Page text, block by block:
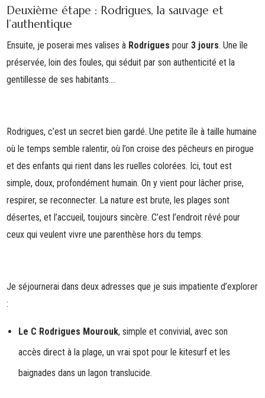
Deuxième étape : Rodrigues, la sauvage et
l’authentique
Ensuite, je poserai mes valises à Rodrigues pour3 jours. Une île
préservée, loin des foules, qui séduit par son authenticité et la
gentillesse de ses habitants....
Rodrigues, c’est un secret bien gardé. Une petite île à taille humaine
où le temps semble ralentir, où l’on croise des pêcheurs en pirogue
et des enfants qui rient dans les ruelles colorées. Ici, tout est
simple, doux, profondément humain. On y vient pour lâcher prise,
respirer, se reconnecter. La nature est brute, les plages sont
désertes, et l’accueil, toujours sincère. C’est l’endroit rêvé pour
ceux qui veulent vivre une parenthèse hors du temps.
Je séjournerai dans deux adresses que je suis impatiente d’explorer
:
Le C Rodrigues Mourouk, simple et convivial, avec son
accès direct à la plage, un vrai spot pour le kitesurf et les
baignades dans un lagon translucide.